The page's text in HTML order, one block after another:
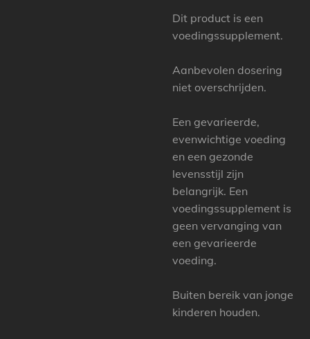
Dit product is een
voedingssupplement.
Aanbevolen dosering
niet overschrijden.
Een gevarieerde,
evenwichtige voeding
en een gezonde
levensstijl zijn
belangrijk. Een
voedingssupplement is
geen vervanging van
een gevarieerde
voeding.
Buiten bereik van jonge
kinderen houden.